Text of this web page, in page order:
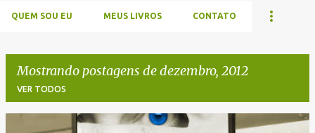
QUEM SOU EU MEUS LIVROS CONTATO
Mostrando postagens de dezembro, 2012
VER TODOS